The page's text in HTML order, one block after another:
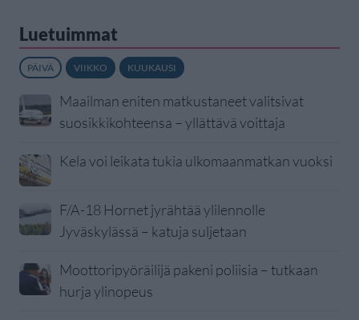
Luetuimmat
PÄIVÄ VIIKKO KUUKAUSI
Maailman eniten matkustaneet valitsivat
suosikkikohteensa – yllättävä voittaja
Kela voi leikata tukia ulkomaanmatkan vuoksi
F/A-18 Hornet jyrähtää ylilennolle
Jyväskylässä – katuja suljetaan
Moottoripyöräilijä pakeni poliisia – tutkaan
hurja ylinopeus